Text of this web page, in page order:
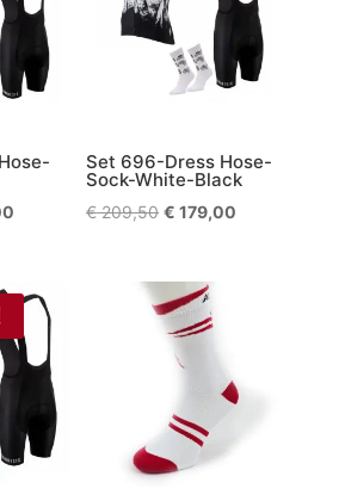
Aktueller
€ 179,00.
Set 696-Dress Hose-
Sock-White-Black
€209,50 Ursprünglicher
€ 209,50
€ 179,00